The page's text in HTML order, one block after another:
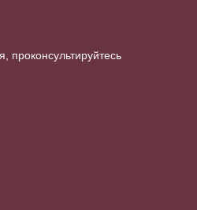
проконсультируйтесь